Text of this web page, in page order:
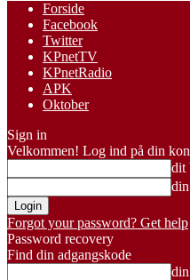
Forside
Facebook
Twitter
KPnetTV
KPnetRadio
APK
Oktober
Sign in
Velkommen! Log ind på din
dit
Forgot your password? Get help
Password recovery
Find din adgangskode